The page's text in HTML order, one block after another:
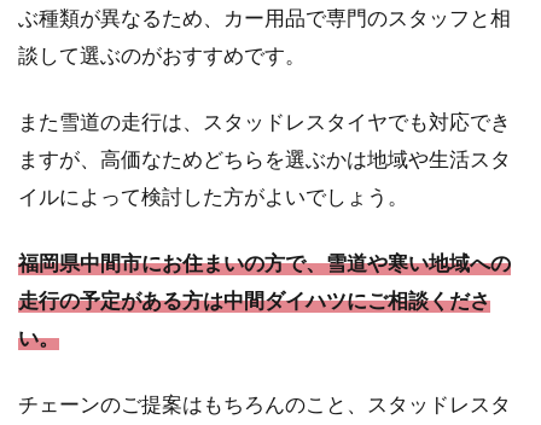
ぶ種類が異なるため、カー用品で専門のスタッフと相
談して選ぶのがおすすめです。
また雪道の走行は、スタッドレスタイヤでも対応でき
ますが、高価なためどちらを選ぶかは地域や生活スタ
イルによって検討した方がよいでしょう。
福岡県中間市にお住まいの方で、雪道や寒い地域への
走行の予定がある方は中間ダイハツにご相談くださ
い。
チェーンのご提案はもちろんのこと、スタッドレスタ